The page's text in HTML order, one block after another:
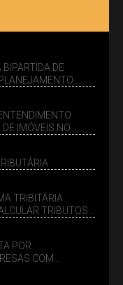
DE
IMÓVEIS NO
TRIBITÁRIA
TRIBUTOS
POR
COM